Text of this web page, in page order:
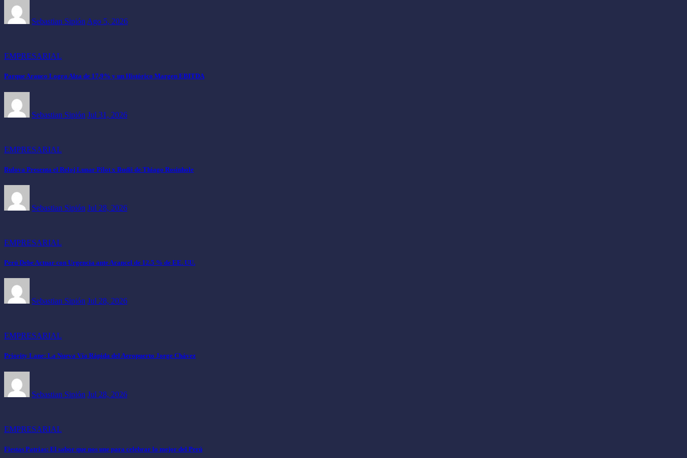
Sebastian Sipión Ago 5, 2026
EMPRESARIAL
Parque Arauco Logra Alza de 17,9% y un Histórico Margen EBITDA
Sebastian Sipión Jul 31, 2026
EMPRESARIAL
Bulova Presenta el Reloj Lunar Pilot x Budii de Thiago Rosinhole
Sebastian Sipión Jul 28, 2026
EMPRESARIAL
Perú Debe Actuar con Urgencia ante Arancel de 12.5 % de EE. UU.
Sebastian Sipión Jul 28, 2026
EMPRESARIAL
Priority Lane: La Nueva Vía Rápida del Aeropuerto Jorge Chávez
Sebastian Sipión Jul 28, 2026
EMPRESARIAL
Fiestas Patrias: El sabor que nos une para celebrar lo mejor del Perú